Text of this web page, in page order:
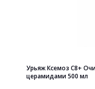
Урьяж Ксемоз С8+
церамидами 500 мл